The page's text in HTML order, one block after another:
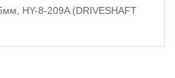
HY-8-209A (DRIVESHAFT